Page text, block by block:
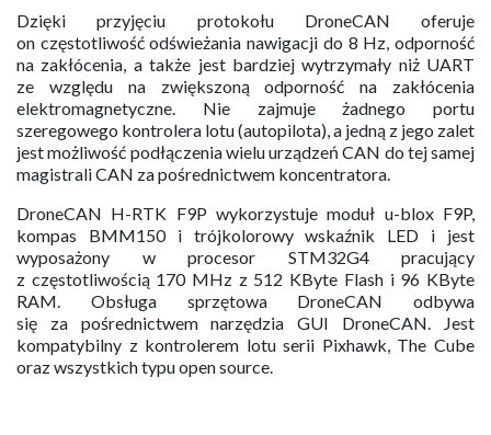
Dzięki przyjęciu protokołu DroneCAN oferuje
on częstotliwość odświeżania nawigacji do 8 Hz, odporność
na zakłócenia, a także jest bardziej wytrzymały niż UART
ze względu na zwiększoną odporność na zakłócenia
elektromagnetyczne. Nie zajmuje żadnego portu
szeregowego kontrolera lotu (autopilota), a jedną z jego zalet
jest możliwość podłączenia wielu urządzeń CAN do tej samej
magistrali CAN za pośrednictwem koncentratora.
DroneCAN H-RTK F9P wykorzystuje moduł u-blox F9P,
kompas BMM150 i trójkolorowy wskaźnik LED i jest
wyposażony w procesor STM32G4 pracujący
z częstotliwością 170 MHz z 512 KByte Flash i 96 KByte
RAM. Obsługa sprzętowa DroneCAN odbywa
się za pośrednictwem narzędzia GUI DroneCAN. Jest
kompatybilny z kontrolerem lotu serii Pixhawk, The Cube
oraz wszystkich typu open source.